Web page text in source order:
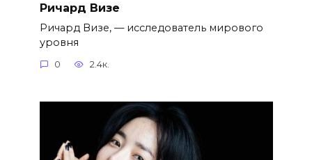
Ричард Визе
Ричард Визе, — исследователь мирового
уровня
0 2.4к.